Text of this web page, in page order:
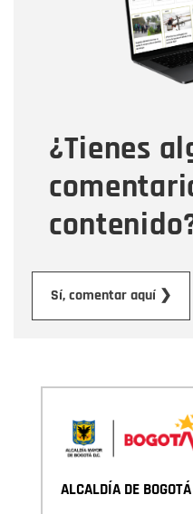
¿Tienes
Sí, comentar aquí ❯
Correo electrónico
Tipo de comentario
Mensaje
ALCALDÍA DE BOGOTÁ